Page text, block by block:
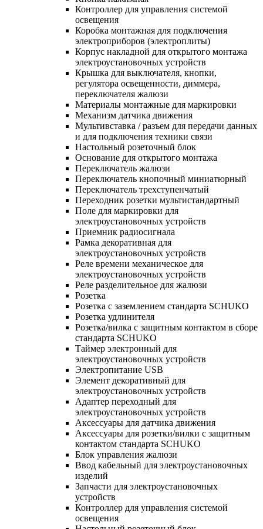
Контроллер для управления системой
освещения
Коробка монтажная для подключения
электроприборов (электроплиты)
Корпус накладной для открытого монтажа
электроустановочных устройств
Крышка для выключателя, кнопки,
регулятора освещенности, диммера,
переключателя жалюзи
Материалы монтажные для маркировки
Механизм датчика движения
Мультивставка / разъем для передачи данных
и для подключения техники связи
Настольный розеточный блок
Основание для открытого монтажа
Переключатель жалюзи
Переключатель кнопочный миниатюрный
Переключатель трехступенчатый
Переходник розетки мультистандартный
Поле для маркировки для
электроустановочных устройств
Приемник радиосигнала
Рамка декоративная для
электроустановочных устройств
Реле времени механическое для
электроустановочных устройств
Реле разделительное для жалюзи
Розетка
Розетка с заземлением стандарта SCHUKO
Розетка удлинителя
Розетка/вилка с защитным контактом в сборе
стандарта SCHUKO
Таймер электронный для
электроустановочных устройств
Электропитание USB
Элемент декоративный для
электроустановочных устройств
Адаптер переходный для
электроустановочных устройств
Аксессуары для датчика движения
Аксессуары для розетки/вилки с защитным
контактом стандарта SCHUKO
Блок управления жалюзи
Ввод кабельный для электроустановочных
изделий
Запчасти для электроустановочных
устройств
Контроллер для управления системой
освещения